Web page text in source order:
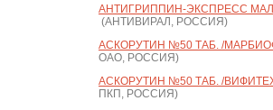
АНТИГРИППИН-ЭКСПРЕСС
(АНТИВИРАЛ, РОССИЯ)
АСКОРУТИН №50 ТАБ. /
ОАО, РОССИЯ)
АСКОРУТИН №50 ТАБ. /
ПКП, РОССИЯ)